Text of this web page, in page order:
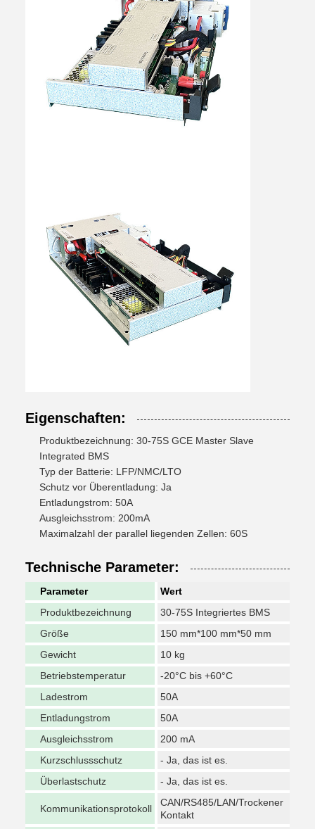
Eigenschaften:
Produktbezeichnung: 30-75S GCE Master Slave
Integrated BMS
Typ der Batterie: LFP/NMC/LTO
Schutz vor Überentladung: Ja
Entladungstrom: 50A
Ausgleichsstrom: 200mA
Maximalzahl der parallel liegenden Zellen: 60S
Technische Parameter:
Parameter
Wert
Produktbezeichnung
30-75S Integriertes BMS
Größe
150 mm*100 mm*50 mm
Gewicht
10 kg
Betriebstemperatur
-20°C bis +60°C
Ladestrom
50A
Entladungstrom
50A
Ausgleichsstrom
200 mA
Kurzschlussschutz
- Ja, das ist es.
Überlastschutz
- Ja, das ist es.
Kommunikationsprotokoll
CAN/RS485/LAN/Trockener
Kontakt